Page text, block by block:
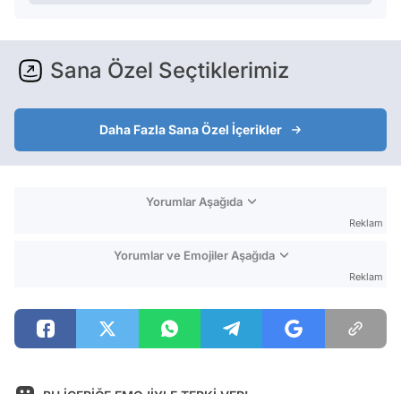
Sana Özel Seçtiklerimiz
Daha Fazla Sana Özel İçerikler
Yorumlar Aşağıda
Reklam
Yorumlar ve Emojiler Aşağıda
Reklam